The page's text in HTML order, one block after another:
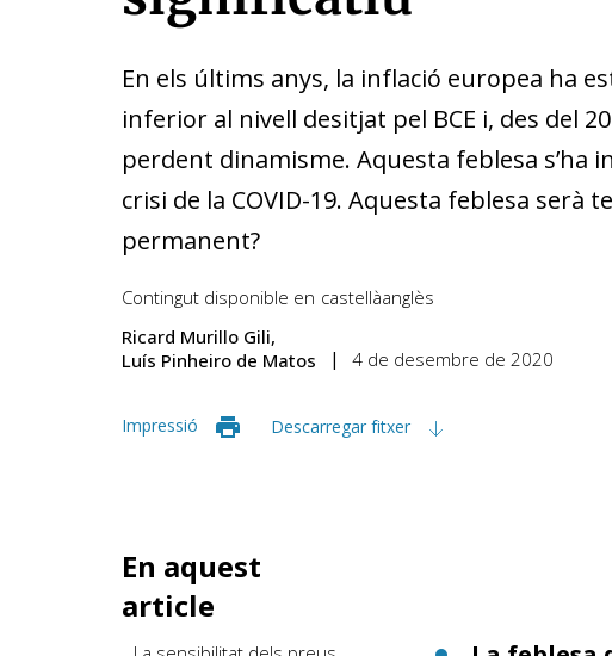
En els últims anys, la inflació europea ha
inferior al nivell desitjat pel BCE i, des del
perdent dinamisme. Aquesta feblesa s’ha
crisi de la COVID-19. Aquesta feblesa serà
permanent?
Contingut disponible en castellàanglès
Ricard Murillo Gili
Luís Pinheiro de Matos
4 de desembre de 2020
Impressió Descarregar fitxer
En aquest
article